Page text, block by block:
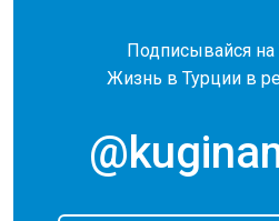
Подписывайся
Жизнь в Турции в